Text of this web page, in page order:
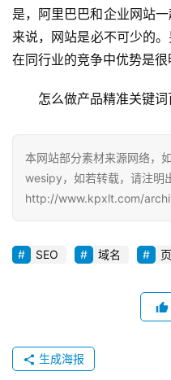
是，阿里巴巴和企业网站
来说，网站是必不可少的。
在同行业的竞争中优势是很
怎么做产品精准关键
本网站部分素材来源网络，
wesipy，如若转载，请注明
http://www.kpxlt.com/
SEO 域名
生成海报